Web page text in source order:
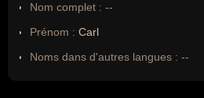
Nom complet : --
Prénom : Carl
Noms dans d'autres langues : --